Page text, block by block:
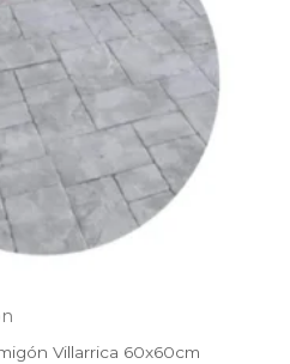
Villarrica 60x60cm